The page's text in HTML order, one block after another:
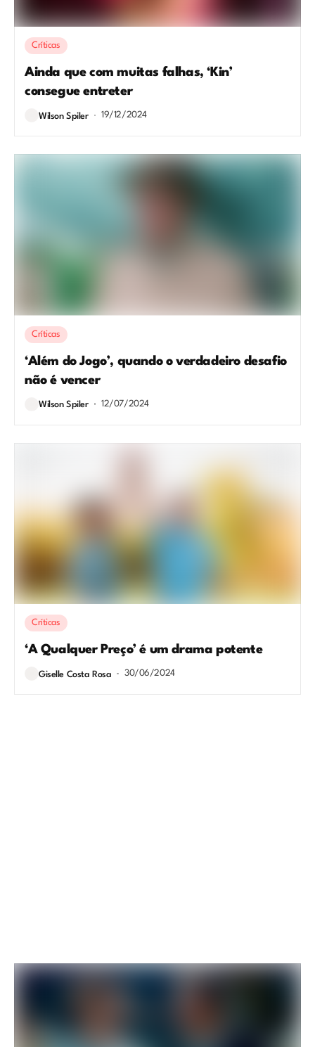
Críticas
Ainda que com muitas falhas, ‘Kin’
consegue entreter
Wilson Spiler 19/12/2024
Críticas
‘Além do Jogo’, quando o verdadeiro desafio
não é vencer
Wilson Spiler 12/07/2024
Críticas
‘A Qualquer Preço’ é um drama potente
Giselle Costa Rosa 30/06/2024